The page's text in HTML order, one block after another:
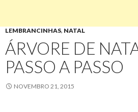
LEMBRANCINHAS, NATAL
ÁRVORE DE
PASSO A PASSO
NOVEMBRO 21, 2015